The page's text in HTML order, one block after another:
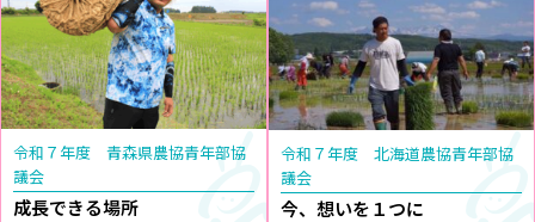
令和７年度 青森県農協青年部協
議会
成長できる場所
令和７年度 北海道農協青年部協
議会
今、想いを１つに